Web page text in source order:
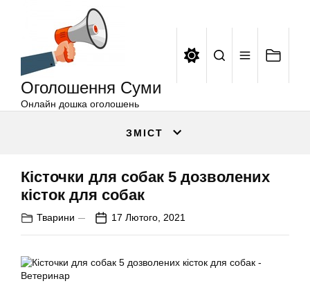
Оголошення Суми
Онлайн дошка оголошень
ЗМІСТ
Кісточки для собак 5 дозволених
кісток для собак
Тварини 17 Лютого, 2021